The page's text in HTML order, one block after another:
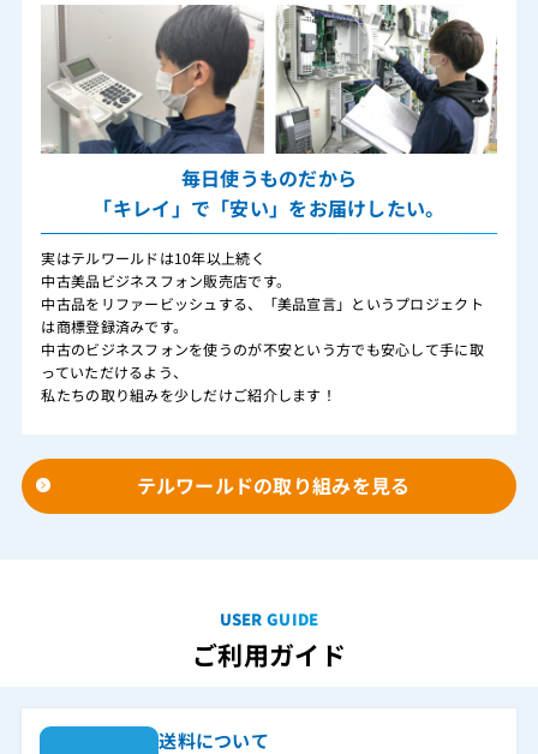
毎日使うものだから
「キレイ」で「安い」をお届けしたい。
実はテルワールドは10年以上続く
中古美品ビジネスフォン販売店です。
中古品をリファービッシュする、「美品宣言」というプロジェクト
は商標登録済みです。
中古のビジネスフォンを使うのが不安という方でも安心して手に取
っていただけるよう、
私たちの取り組みを少しだけご紹介します！
テルワールドの取り組みを見る
USER GUIDE
ご利用ガイド
送料について